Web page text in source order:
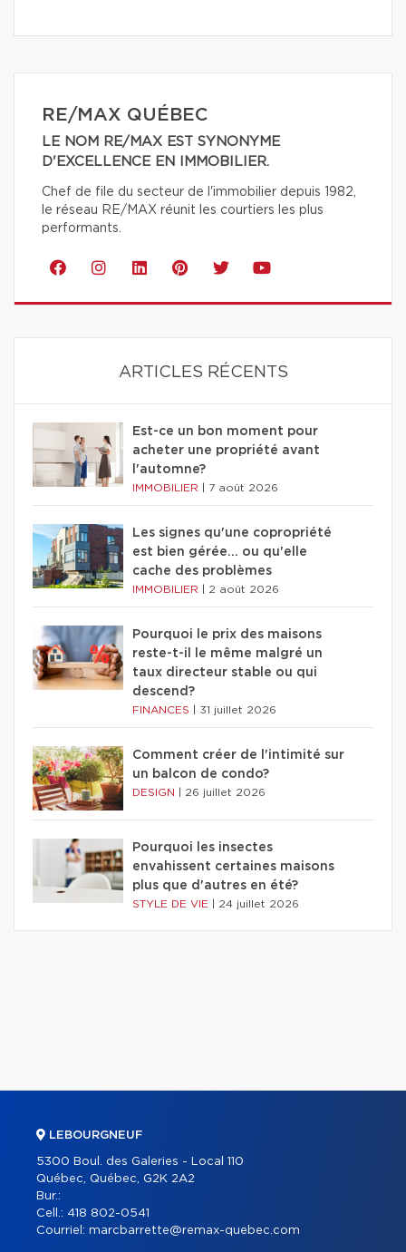
RE/MAX QUÉBEC
LE NOM RE/MAX EST SYNONYME
D'EXCELLENCE EN IMMOBILIER.
Chef de file du secteur de l'immobilier depuis 1982,
le réseau RE/MAX réunit les courtiers les plus
performants.
ARTICLES RÉCENTS
Est-ce un bon moment pour
acheter une propriété avant
l'automne?
IMMOBILIER 7 août 2026
Les signes qu'une copropriété
est bien gérée… ou qu'elle
cache des problèmes
IMMOBILIER 2 août 2026
Pourquoi le prix des maisons
reste-t-il le même malgré un
taux directeur stable ou qui
descend?
FINANCES 31 juillet 2026
Comment créer de l'intimité sur
un balcon de condo?
DESIGN 26 juillet 2026
Pourquoi les insectes
envahissent certaines maisons
plus que d'autres en été?
STYLE DE VIE 24 juillet 2026
LEBOURGNEUF
5300 Boul. des Galeries - Local 110
Québec, Québec, G2K 2A2
Bur.:
Cell.: 418 802-0541
Courriel: marcbarrette@remax-quebec.com